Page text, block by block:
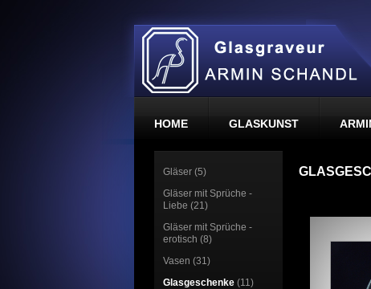
HOME GLASKUNST
Gläser (5)
Gläser mit Sprüche -
Liebe (21)
Gläser mit Sprüche -
erotisch (8)
Vasen (31)
Glasgeschenke (11)